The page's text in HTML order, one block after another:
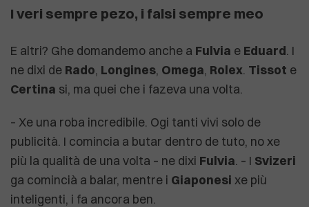
I veri sempre pezo, i falsi sempre meo
E altri? Ghe domandemo anche a Fulvia e Eduard. I
ne dixi de Rado, Longines, Omega, Rolex. Tissot e
Certina si, ma quei che i fazeva una volta.
– Xe una roba incredibile. Ogi tanti vivi solo de
publicità. I comincia a butar dentro de tuto, no xe
più la qualità de una volta – ne dixi Fulvia. – I Svizeri
ga comincià a balar, mentre i Giaponesi xe più
inteligenti, i fa ancora ben.